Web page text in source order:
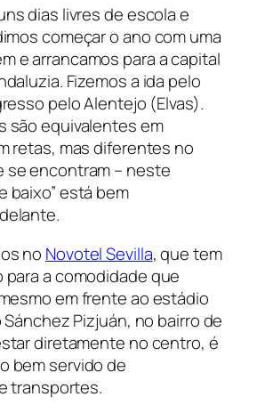
dias livres de escola e
começar o ano com uma
e arrancamos para a capital
Fizemos a ida pelo
pelo Alentejo (Elvas).
são equivalentes em
retas, mas diferentes no
se encontram – neste
baixo” está bem
no Novotel Sevilla, que tem
a comodidade que
em frente ao estádio
Sánchez Pizjuán, no bairro de
diretamente no centro, é
bem servido de
transportes.